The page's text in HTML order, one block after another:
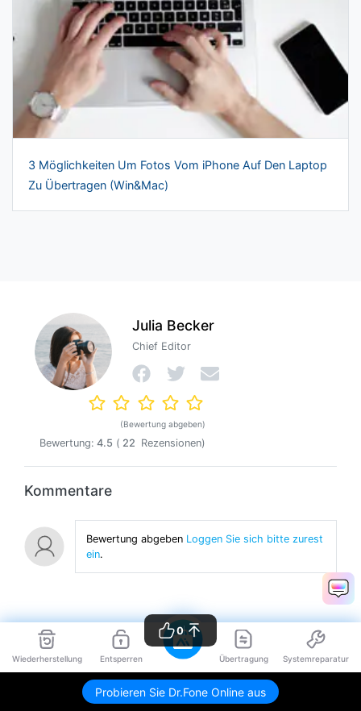
Wiederherstellung Entsperren Übertragung Systemreparatur
Probieren Sie Dr.Fone Online aus
3 Möglichkeiten Um Fotos Vom iPhone Auf Den Laptop
Zu Übertragen (Win&Mac)
Julia Becker
Chief Editor
(Bewertung abgeben)
Bewertung: 4.5 ( 22 Rezensionen)
Kommentare
Bewertung abgebenLoggen Sie sich bitte zurest
ein.
>How-to> Datensicherung zwischen Telefon & PC
> Wollen Sie
Erfahren Wie Man Dateien Von iPhone Auf Mac Überträgt?
0